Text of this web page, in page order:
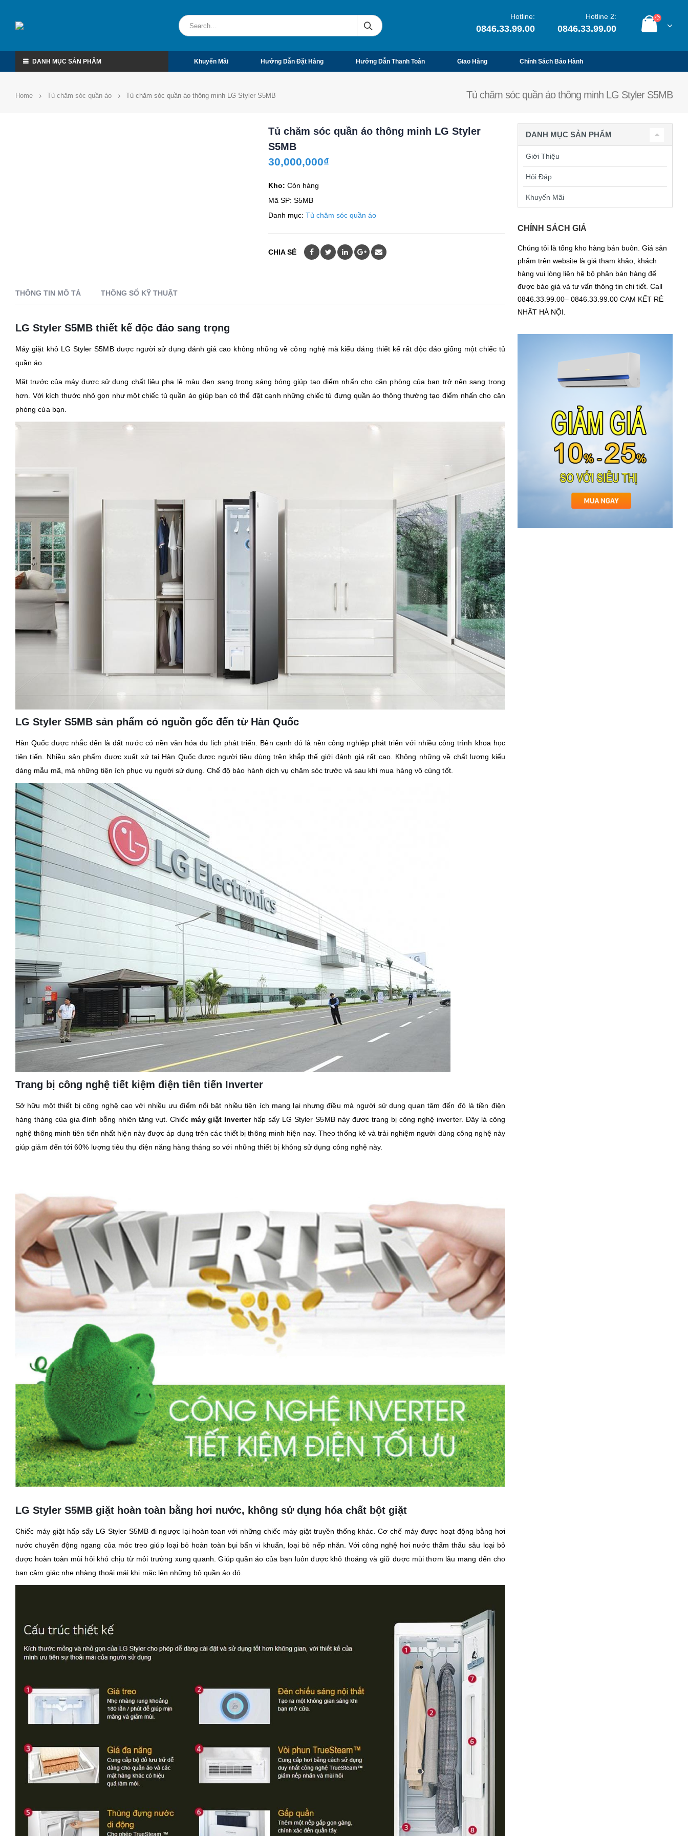
Hotline:
0846.33.99.00
Hotline 2:
0846.33.99.00
DANH MỤC SẢN PHẨM Khuyến Mãi Hướng Dẫn Đặt Hàng Hướng Dẫn Thanh Toán Giao Hàng Chính Sách Bảo Hành
Tủ chăm sóc quần áo thông minh LG Styler S5MB
Home Tủ chăm sóc quần áo Tủ chăm sóc quần áo thông minh LG Styler S5MB
Tủ chăm sóc quần áo thông minh LG Styler
S5MB
30,000,000₫
Kho: Còn hàng
Mã SP: S5MB
Danh mục: Tủ chăm sóc quần áo
CHIA SẺ
THÔNG TIN MÔ TẢ THÔNG SỐ KỸ THUẬT
LG Styler S5MB thiết kế độc đáo sang trọng
Máy giặt khô LG Styler S5MB được người sử dụng đánh giá cao không những về công nghệ mà kiểu dáng thiết kế rất độc đáo giống một chiếc tủ
quần áo.
Mặt trước của máy được sử dụng chất liệu pha lê màu đen sang trọng sáng bóng giúp tạo điểm nhấn cho căn phòng của bạn trở nên sang trọng
hơn. Với kích thước nhỏ gọn như một chiếc tủ quần áo giúp bạn có thể đặt cạnh những chiếc tủ đựng quần áo thông thường tạo điểm nhấn cho căn
phòng của bạn.
LG Styler S5MB sản phẩm có nguồn gốc đến từ Hàn Quốc
Hàn Quốc được nhắc đến là đất nước có nền văn hóa du lịch phát triển. Bên cạnh đó là nền công nghiệp phát triển với nhiều công trình khoa học
tiên tiến. Nhiều sản phẩm được xuất xứ tại Hàn Quốc được người tiêu dùng trên khắp thế giới đánh giá rất cao. Không những về chất lượng kiểu
dáng mẫu mã, mà những tiện ích phục vụ người sử dụng. Chế độ bảo hành dịch vụ chăm sóc trước và sau khi mua hàng vô cùng tốt.
Trang bị công nghệ tiết kiệm điện tiên tiến Inverter
Sở hữu một thiết bị công nghệ cao với nhiều ưu điểm nổi bật nhiều tiện ích mang lại nhưng điều mà người sử dụng quan tâm đến đó là tiền điện
hàng tháng của gia đình bỗng nhiên tăng vụt. Chiếc máy giặt Inverterhấp sấy LG Styler S5MB này đươc trang bị công nghệ inverter. Đây là công
nghệ thông minh tiên tiến nhất hiện này được áp dụng trên các thiết bị thông minh hiện nay. Theo thống kê và trải nghiệm người dùng công nghệ này
giúp giảm đến tới 60% lượng tiêu thụ điện năng hàng tháng so với những thiết bị không sử dụng công nghệ này.
LG Styler S5MB giặt hoàn toàn bằng hơi nước, không sử dụng hóa chất bột giặt
Chiếc máy giặt hấp sấy LG Styler S5MB đi ngược lại hoàn toan với những chiếc máy giặt truyền thống khác. Cơ chế máy được hoạt động bằng hơi
nước chuyển động ngang của móc treo giúp loại bỏ hoàn toàn bụi bẩn vi khuẩn, loại bỏ nếp nhăn. Với công nghệ hơi nước thẩm thấu sâu loại bỏ
được hoàn toàn mùi hôi khó chịu từ môi trường xung quanh. Giúp quần áo của bạn luôn được khô thoáng và giữ được mùi thơm lâu mang đến cho
bạn cảm giác nhẹ nhàng thoải mái khi mặc lên những bộ quần áo đó.
DANH MỤC SẢN PHẨM
Giới Thiệu
Hỏi Đáp
Khuyến Mãi
CHÍNH SÁCH GIÁ
Chúng tôi là tổng kho hàng bán buôn. Giá sản
phẩm trên website là giá tham khảo, khách
hàng vui lòng liên hệ bộ phân bán hàng để
được báo giá và tư vấn thông tin chi tiết. Call
0846.33.99.00– 0846.33.99.00 CAM KẾT RẺ
NHẤT HÀ NỘI.